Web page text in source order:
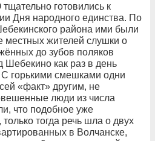
готовились к
Дня народного единства. По
района ими были
жителей слушки о
до зубов поляков
Шебекино как раз в день
горькими смешками одни
«факт» другим, не
люди из числа
что подобное уже
тогда речь шла о двух
в Волчанске,